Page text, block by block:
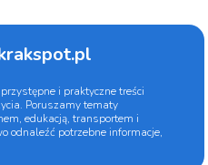
i praktyczne treści
Poruszamy tematy
edukacją, transportem i
odnaleźć potrzebne informacje,